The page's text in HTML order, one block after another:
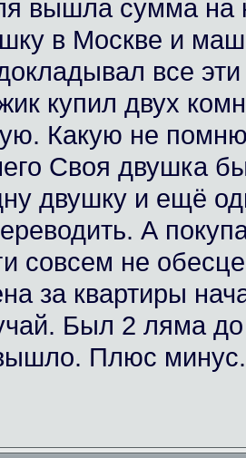
вышла сумма на
в Москве и
все
купил двух
Какую не
Своя двушка
двушку и ещё
А
совсем не
за квартиры
Был 2 ляма
Плюс минус.